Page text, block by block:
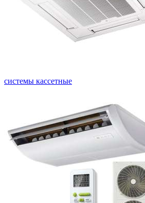
системы кассетные